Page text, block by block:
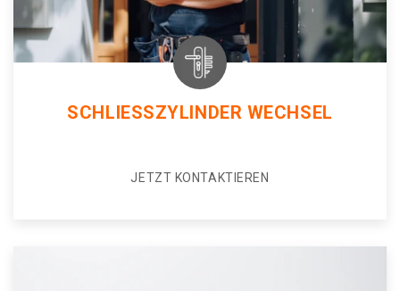
SCHLIESSZYLINDER WECHSEL
JETZT KONTAKTIEREN